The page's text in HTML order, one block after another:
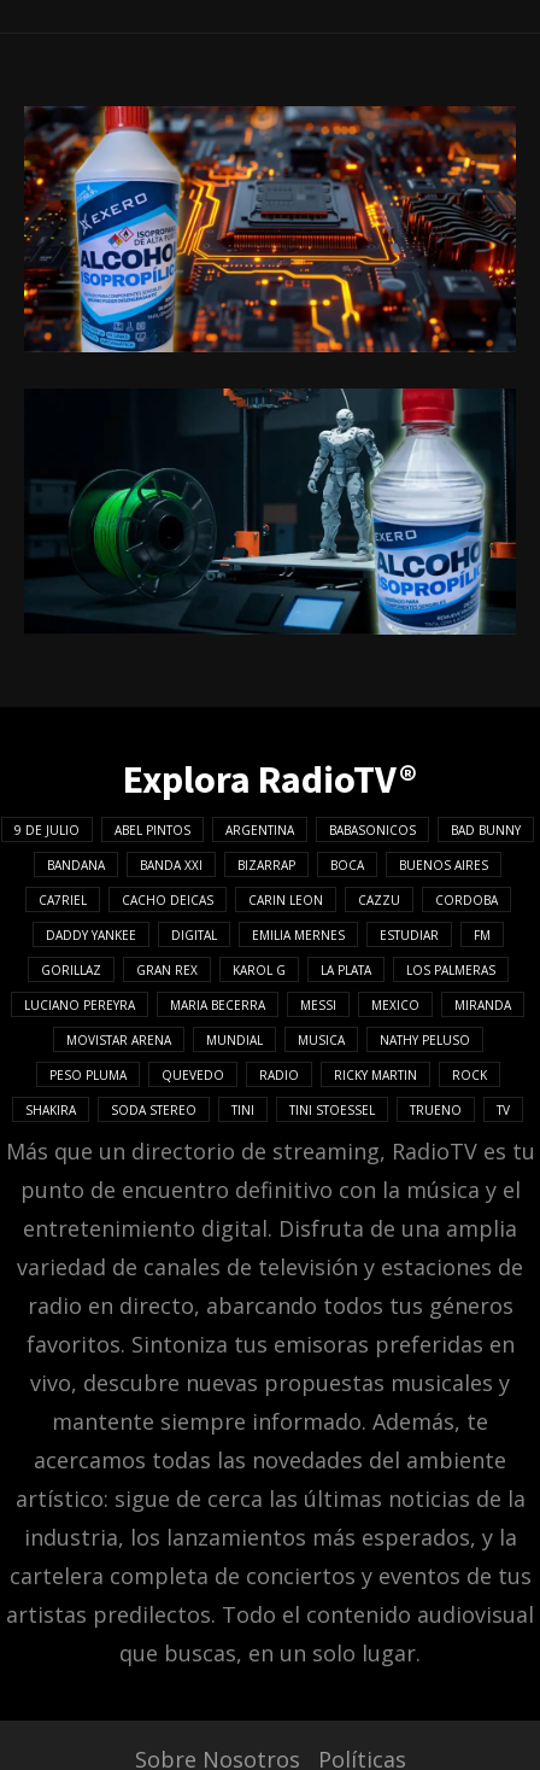
Explora RadioTV®
9 DE JULIO ABEL PINTOS ARGENTINA BABASONICOS BAD BUNNY
BANDANA BANDA XXI BIZARRAP BOCA BUENOS AIRES
CA7RIEL CACHO DEICAS CARIN LEON CAZZU CORDOBA
DADDY YANKEE DIGITAL EMILIA MERNES ESTUDIAR FM
GORILLAZ GRAN REX KAROL G LA PLATA LOS PALMERAS
LUCIANO PEREYRA MARIA BECERRA MESSI MEXICO MIRANDA
MOVISTAR ARENA MUNDIAL MUSICA NATHY PELUSO
PESO PLUMA QUEVEDO RADIO RICKY MARTIN ROCK
SHAKIRA SODA STEREO TINI TINI STOESSEL TRUENO TV
Más que un directorio de streaming, RadioTV es tu
punto de encuentro definitivo con la música y el
entretenimiento digital. Disfruta de una amplia
variedad de canales de televisión y estaciones de
radio en directo, abarcando todos tus géneros
favoritos. Sintoniza tus emisoras preferidas en
vivo, descubre nuevas propuestas musicales y
mantente siempre informado. Además, te
acercamos todas las novedades del ambiente
artístico: sigue de cerca las últimas noticias de la
industria, los lanzamientos más esperados, y la
cartelera completa de conciertos y eventos de tus
artistas predilectos. Todo el contenido audiovisual
que buscas, en un solo lugar.
Sobre Nosotros Políticas